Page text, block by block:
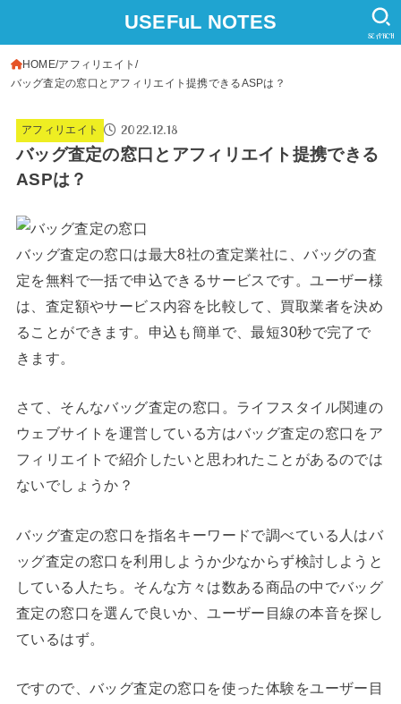
USEFuL NOTES
SEARCH
HOME アフィリエイト
バッグ査定の窓口とアフィリエイト提携できるASPは？
アフィリエイト 2022.12.18
バッグ査定の窓口とアフィリエイト提携できる
ASPは？
バッグ査定の窓口は最大8社の査定業社に、バッグの査
定を無料で一括で申込できるサービスです。ユーザー様
は、査定額やサービス内容を比較して、買取業者を決め
ることができます。申込も簡単で、最短30秒で完了で
きます。
さて、そんなバッグ査定の窓口。ライフスタイル関連の
ウェブサイトを運営している方はバッグ査定の窓口をア
フィリエイトで紹介したいと思われたことがあるのでは
ないでしょうか？
バッグ査定の窓口を指名キーワードで調べている人はバ
ッグ査定の窓口を利用しようか少なからず検討しようと
している人たち。そんな方々は数ある商品の中でバッグ
査定の窓口を選んで良いか、ユーザー目線の本音を探し
ているはず。
ですので、バッグ査定の窓口を使った体験をユーザー目